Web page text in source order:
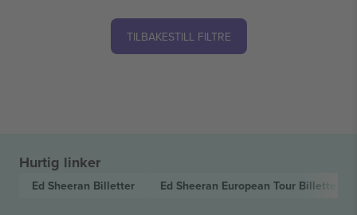
TILBAKESTILL FILTRE
Hurtig linker
Ed Sheeran Billetter Ed Sheeran European Tour Billetter